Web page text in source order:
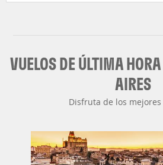
VUELOS DE ÚLTIMA
AIRES
Disfruta de los